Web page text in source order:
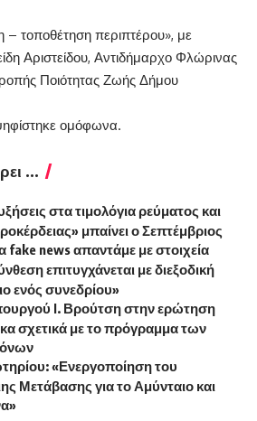
περιπτέρου», με
Αριστείδου, Αντιδήμαρχο Φλώρινας
Ποιότητας Ζωής Δήμου
ομόφωνα.
...
στα τιμολόγια ρεύματος και
μπαίνει ο Σεπτέμβριος
news απαντάμε με στοιχεία
επιτυγχάνεται με διεξοδική
ενός συνεδρίου»
Ι. Βρούτση στην ερώτηση
σχετικά με το πρόγραμμα των
«Ενεργοποίηση του
Μετάβασης για το Αμύνταιο και